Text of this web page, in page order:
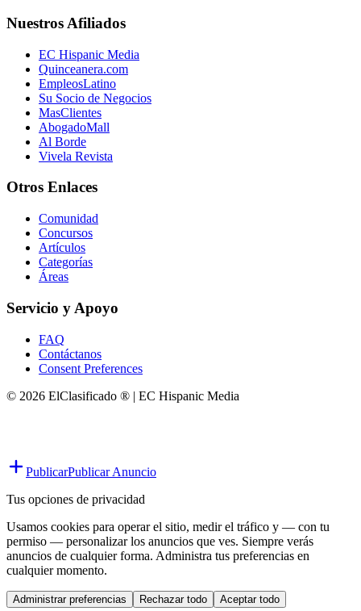
Nuestros Afiliados
EC Hispanic Media
Quinceanera.com
EmpleosLatino
Su Socio de Negocios
MasClientes
AbogadoMall
Al Borde
Vivela Revista
Otros Enlaces
Comunidad
Concursos
Artículos
Categorías
Áreas
Servicio y Apoyo
FAQ
Contáctanos
Consent Preferences
© 2026 ElClasificado ® | EC Hispanic Media
PublicarPublicar Anuncio
Tus opciones de privacidad
Usamos cookies para operar el sitio, medir el tráfico y — con tu
permiso — personalizar los anuncios que ves. Siempre verás
anuncios de cualquier forma. Administra tus preferencias en
cualquier momento.
Administrar preferencias Rechazar todo Aceptar todo